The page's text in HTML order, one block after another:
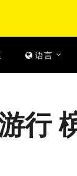
语言
行